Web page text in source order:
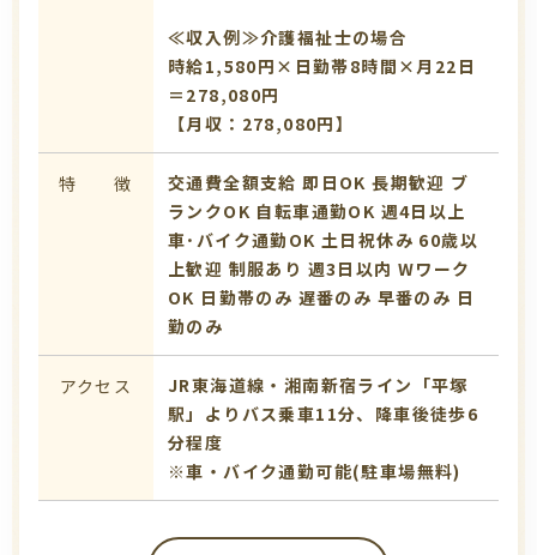
≪収入例≫介護福祉士の場合
時給1,580円×日勤帯8時間×月22日
＝278,080円
【月収：278,080円】
特 徴 交通費全額支給 即日OK 長期歓迎 ブ
ランクOK 自転車通勤OK 週4日以上
車･バイク通勤OK 土日祝休み 60歳以
上歓迎 制服あり 週3日以内 Wワーク
OK 日勤帯のみ 遅番のみ 早番のみ 日
勤のみ
アクセス
JR東海道線・湘南新宿ライン「平塚
駅」よりバス乗車11分、降車後徒歩6
分程度
※車・バイク通勤可能(駐車場無料)